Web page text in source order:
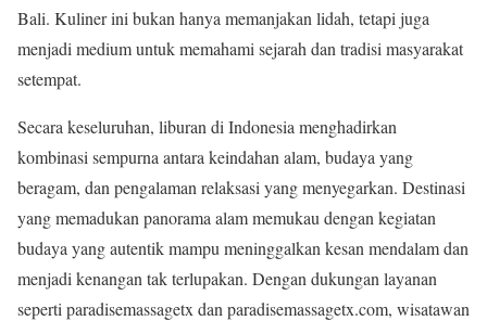
Bali. Kuliner ini bukan hanya memanjakan lidah, tetapi juga
menjadi medium untuk memahami sejarah dan tradisi masyarakat
setempat.
Secara keseluruhan, liburan di Indonesia menghadirkan
kombinasi sempurna antara keindahan alam, budaya yang
beragam, dan pengalaman relaksasi yang menyegarkan. Destinasi
yang memadukan panorama alam memukau dengan kegiatan
budaya yang autentik mampu meninggalkan kesan mendalam dan
menjadi kenangan tak terlupakan. Dengan dukungan layanan
seperti paradisemassagetx dan paradisemassagetx.com, wisatawan